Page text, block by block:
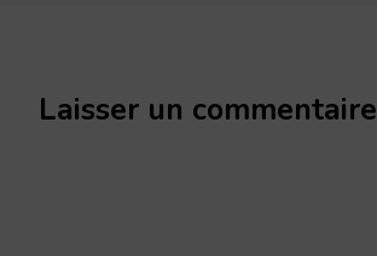
Laisser un commentaire